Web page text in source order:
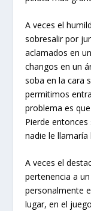
A veces el
sobresalir por
aclamados en
changos en un
soba en la cara
permitimos
problema es
Pierde
nadie le llamaría
A veces el
pertenencia a
personalmente
lugar, en el